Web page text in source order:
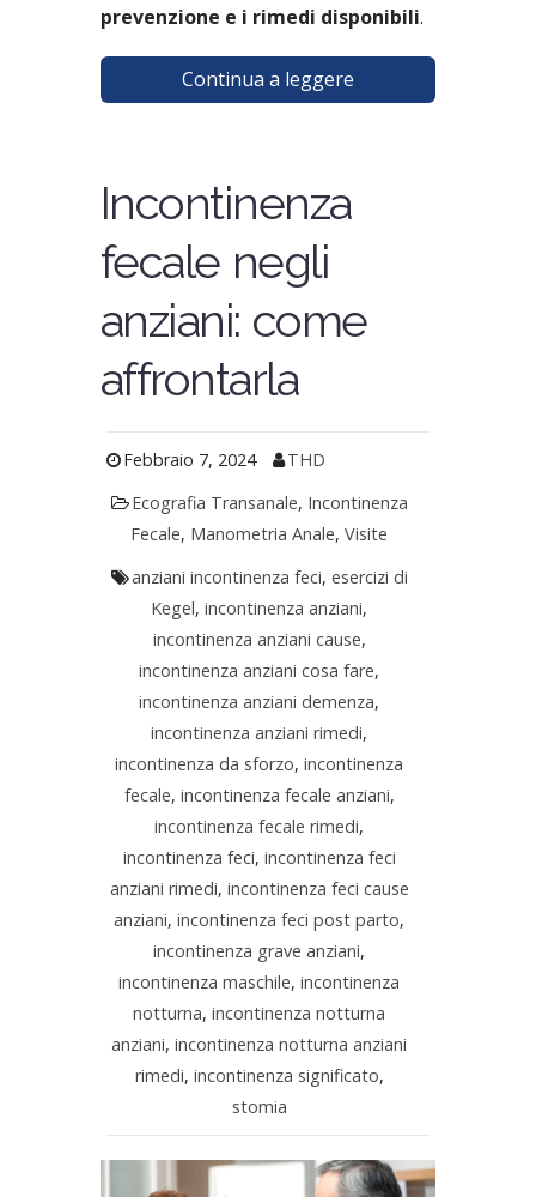
prevenzione e i rimedi disponibili.
Continua a leggere
Incontinenza
fecale negli
anziani: come
affrontarla
Febbraio 7, 2024
THD
Ecografia Transanale, Incontinenza
Fecale, Manometria Anale,Visite
anziani incontinenza feci, esercizi di
Kegel,incontinenza anziani,
incontinenza anziani cause,
incontinenza anziani cosa fare,
incontinenza anziani demenza,
incontinenza anziani rimedi,
incontinenza da sforzo,incontinenza
fecale, incontinenza fecale anziani,
incontinenza fecale rimedi,
incontinenza feci, incontinenza feci
anziani rimedi, incontinenza feci cause
anziani,incontinenza feci post parto,
incontinenza grave anziani,
incontinenza maschile,incontinenza
notturna,incontinenza notturna
anziani,incontinenza notturna anziani
rimedi, incontinenza significato,
stomia